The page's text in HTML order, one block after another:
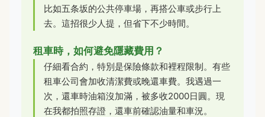
比如五条坂的公共停車場，再搭公車或步行上
去。這招很少人提，但省下不少時間。
租車時，如何避免隱藏費用？
仔細看合約，特別是保險條款和裡程限制。有些
租車公司會加收清潔費或晚還車費。我遇過一
次，還車時油箱沒加滿，被多收2000日圓。現
在我都拍照存證，還車前確認油量和車況。